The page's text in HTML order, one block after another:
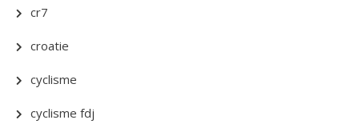
cr7
croatie
cyclisme
cyclisme fdj